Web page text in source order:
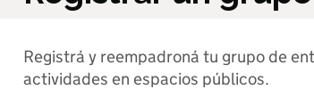
Registrá y reempadroná tu grupo de
actividades en espacios públicos.